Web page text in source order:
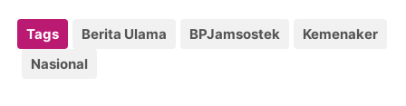
Tags Berita Ulama BPJamsostek
Kemenaker
Nasional